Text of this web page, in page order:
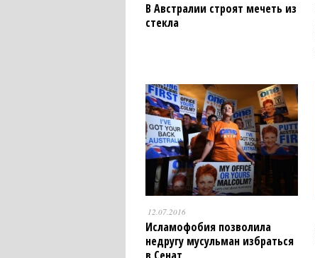
В Австралии строят мечеть из
стекла
12.07.2016
Исламофобия позволила
недругу мусульман избраться